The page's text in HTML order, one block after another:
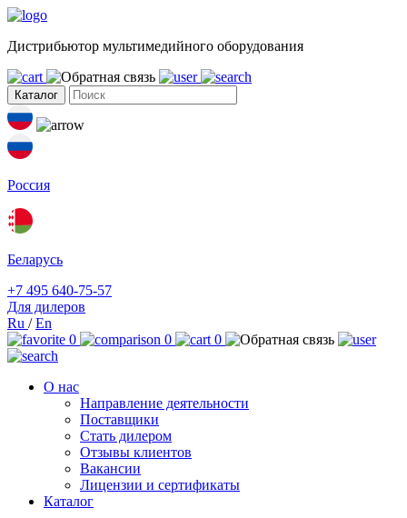
Дистрибьютор мультимедийного оборудования
Каталог
Россия
Беларусь
+7 495 640-75-57
Для дилеров
Ru /En
0
0 0
О нас
Направление деятельности
Поставщики
Стать дилером
Отзывы клиентов
Вакансии
Лицензии и сертификаты
Каталог